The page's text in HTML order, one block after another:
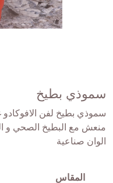
سموذي بطيخ
سموذي بطيخ لفن
منعش مع البطيخ الصحي و
الوان صناعية
المقاس